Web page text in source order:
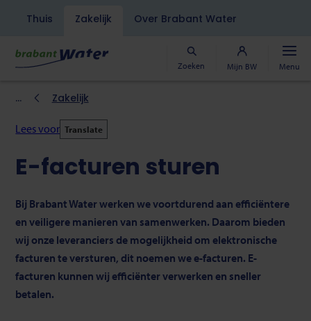
Overslaan
naar
de
gaan
Thuis Zakelijk Over Brabant Water
Zoeken Mijn BW Menu
Kruimelpad
Zakelijk
Lees voor Translate
E-facturen sturen
Bij Brabant Water werken we voortdurend aan efficiëntere
en veiligere manieren van samenwerken. Daarom bieden
wij onze leveranciers de mogelijkheid om elektronische
facturen te versturen, dit noemen we e-facturen. E-
facturen kunnen wij efficiënter verwerken en sneller
betalen.